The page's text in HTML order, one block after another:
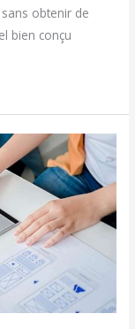
obtenir de
bien conçu